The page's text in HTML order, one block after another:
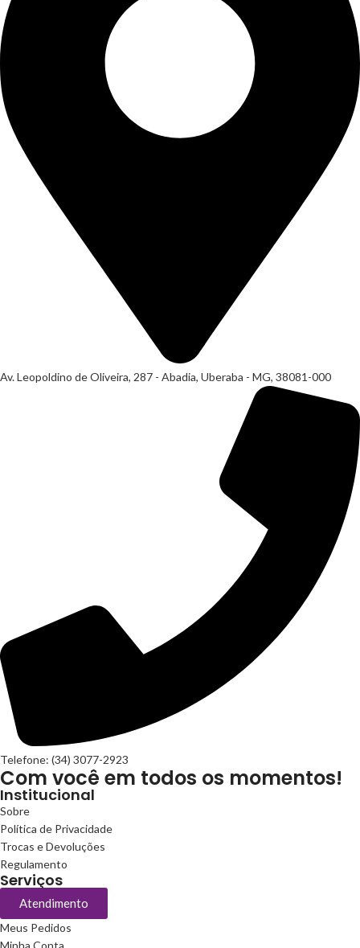
Av. Leopoldino de Oliveira, 287 - Abadia, Uberaba - MG, 38081-000
Telefone: (34) 3077-2923
Com você em todos os momentos!
Institucional
Sobre
Política de Privacidade
Trocas e Devoluções
Regulamento
Serviços
Atendimento
Meus Pedidos
Minha Conta